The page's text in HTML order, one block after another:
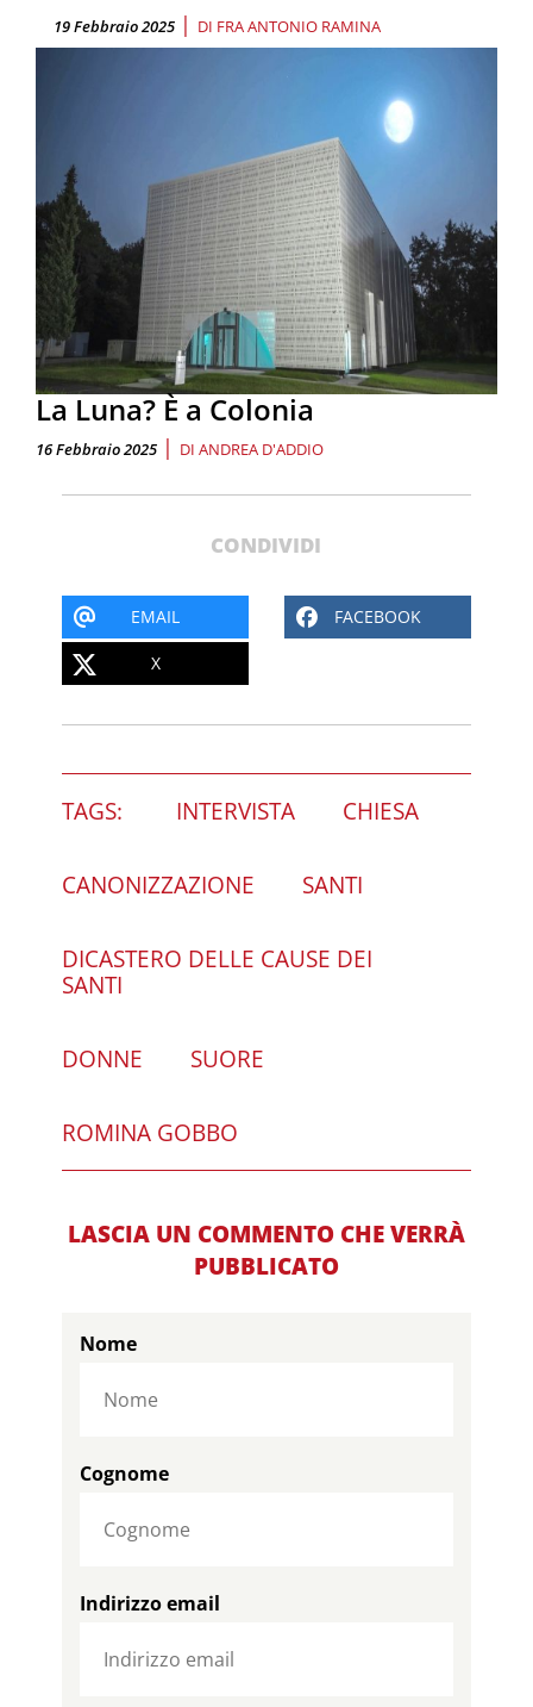
19 Febbraio 2025 | DI FRA ANTONIO RAMINA
La Luna? È a Colonia
16 Febbraio 2025 | DI ANDREA D'ADDIO
CONDIVIDI
EMAIL FACEBOOK
X
TAGS: INTERVISTA CHIESA
CANONIZZAZIONE SANTI
DICASTERO DELLE CAUSE DEI
SANTI
DONNE SUORE
ROMINA GOBBO
LASCIA UN COMMENTO CHE VERRÀ
PUBBLICATO
Nome
Cognome
Indirizzo email